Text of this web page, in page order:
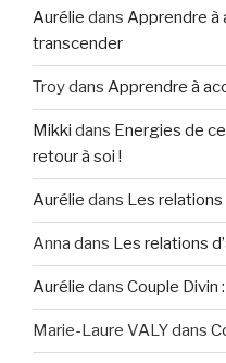
Aurélie dans Apprendre à
transcender
Troydans Apprendre à
Mikki dans Energies de
retour à soi !
Aurélie dans Les relations
Anna dans Les relations
Aurélie dans Couple Divin
Marie-Laure VALYdans